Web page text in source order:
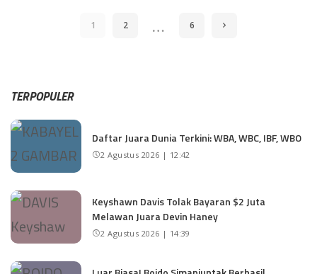
1 2 … 6
TERPOPULER
Daftar Juara Dunia Terkini: WBA, WBC, IBF, WBO
2 Agustus 2026 | 12:42
Keyshawn Davis Tolak Bayaran $2 Juta
Melawan Juara Devin Haney
2 Agustus 2026 | 14:39